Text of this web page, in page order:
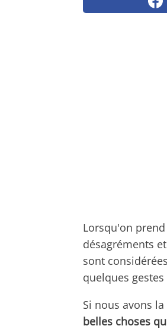
Lorsqu'on
désagréments
sont
quelques
Si nous avons
belles choses